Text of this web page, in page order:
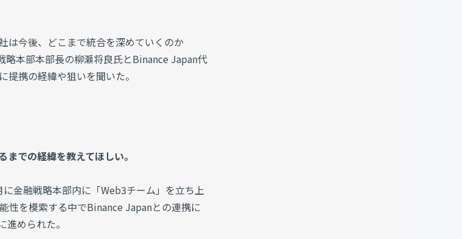
は今後、どこまで統合を深めていくのか
本部本部長の柳瀬将良氏とBinance Japan代
携の経緯や狙いを聞いた。
での経緯を教えてほしい。
金融戦略本部内に「Web3チーム」を立ち上
性を模索する中でBinance Japanとの連携に
められた。